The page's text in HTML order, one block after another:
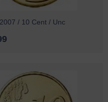
/ 10 Cent / Unc